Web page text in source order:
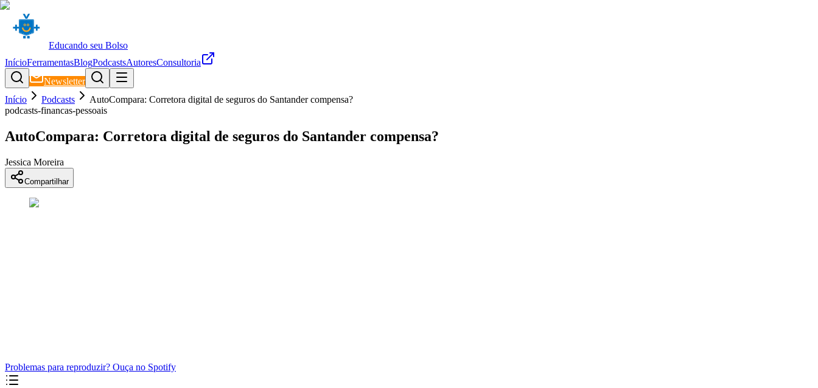
Educando seu Bolso
InícioFerramentasBlogPodcastsAutoresConsultoria
Newsletter
Início
Podcasts
AutoCompara: Corretora digital de seguros do Santander compensa?
podcasts-financas-pessoais
AutoCompara: Corretora digital de seguros do Santander compensa?
Jessica Moreira
Compartilhar
Problemas para reproduzir? Ouça no Spotify